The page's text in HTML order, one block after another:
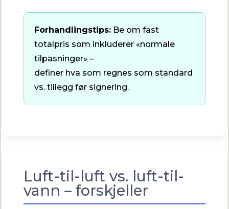
Forhandlingstips: Be om fast
totalpris som inkluderer «normale
tilpasninger» –
definer hva som regnes som standard
vs. tillegg før signering.
Luft-til-luft vs. luft-til-
vann – forskjeller